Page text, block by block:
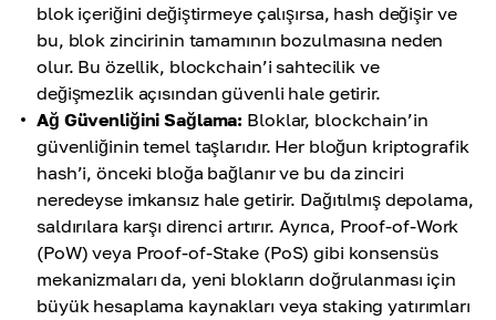
blok içeriğini değiştirmeye çalışırsa, hash değişir ve
bu, blok zincirinin tamamının bozulmasına neden
olur. Bu özellik, blockchain’i sahtecilik ve
değişmezlik açısından güvenli hale getirir.
Ağ Güvenliğini Sağlama: Bloklar, blockchain’in
güvenliğinin temel taşlarıdır. Her bloğun kriptografik
hash’i, önceki bloğa bağlanır ve bu da zinciri
neredeyse imkansız hale getirir. Dağıtılmış depolama,
saldırılara karşı direnci artırır. Ayrıca, Proof-of-Work
(PoW) veya Proof-of-Stake (PoS) gibi konsensüs
mekanizmaları da, yeni blokların doğrulanması için
büyük hesaplama kaynakları veya staking yatırımları